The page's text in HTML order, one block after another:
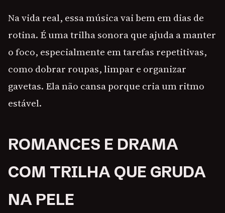
Na vida real, essa música vai bem em dias de
rotina. É uma trilha sonora que ajuda a manter
o foco, especialmente em tarefas repetitivas,
como dobrar roupas, limpar e organizar
gavetas. Ela não cansa porque cria um ritmo
estável.
ROMANCES E DRAMA
COM TRILHA QUE GRUDA
NA PELE